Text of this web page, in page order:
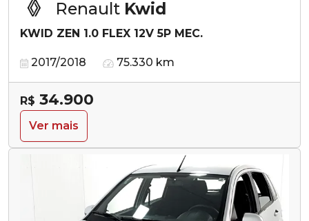
Renault Kwid
KWID ZEN 1.0 FLEX 12V 5P MEC.
2017/2018 75.330 km
R$ 34.900
Ver mais